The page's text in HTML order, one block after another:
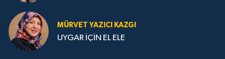
MÜRVET YAZICI KAZGI
UYGAR İÇİN EL ELE